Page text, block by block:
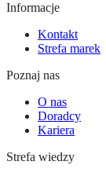
Informacje
Kontakt
Strefa marek
Poznaj nas
O nas
Doradcy
Kariera
Strefa wiedzy